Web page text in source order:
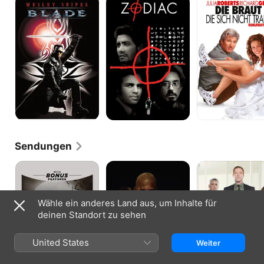
des
Killers
Braut,
die
traut
Sendungen
Gotham Vikings Life
Wähle ein anderes Land aus, um Inhalte für
deinen Standort zu sehen
United States Weiter